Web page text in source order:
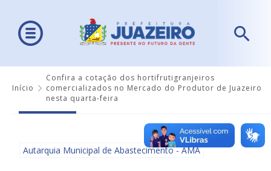
Início
Confira a cotação dos hortifrutigranjeiros
comercializados no Mercado do Produtor de Juazeiro
nesta quarta-feira
Autarquia Municipal de Abastecimento - AMA